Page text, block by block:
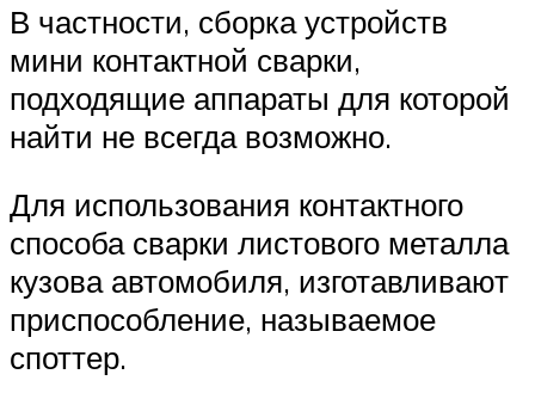
В частности, сборка устройств
мини контактной сварки,
подходящие аппараты для которой
найти не всегда возможно.
Для использования контактного
способа сварки листового металла
кузова автомобиля, изготавливают
приспособление, называемое
споттер.